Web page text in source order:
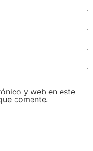
y web en este
comente.